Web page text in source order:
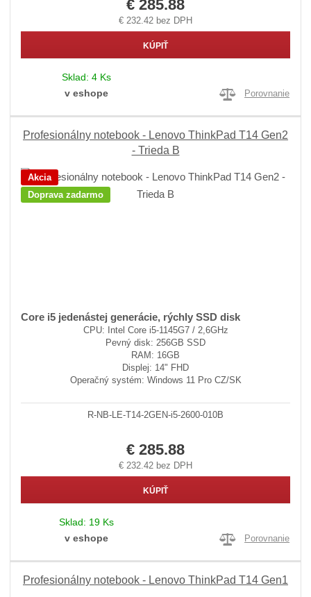
€ 285.88
€ 232.42 bez DPH
KÚPIŤ
Sklad: 4 Ks
v eshope
Porovnanie
Profesionálny notebook - Lenovo ThinkPad T14 Gen2
- Trieda B
Akcia
Doprava zadarmo
Core i5 jedenástej generácie, rýchly SSD disk
CPU: Intel Core i5-1145G7 / 2,6GHz
Pevný disk: 256GB SSD
RAM: 16GB
Displej: 14" FHD
Operačný systém: Windows 11 Pro CZ/SK
R-NB-LE-T14-2GEN-i5-2600-010B
€ 285.88
€ 232.42 bez DPH
KÚPIŤ
Sklad: 19 Ks
v eshope
Porovnanie
Profesionálny notebook - Lenovo ThinkPad T14 Gen1